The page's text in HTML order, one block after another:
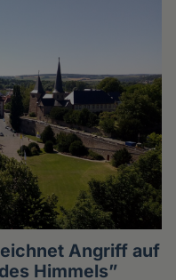
Angriff auf
Himmels”